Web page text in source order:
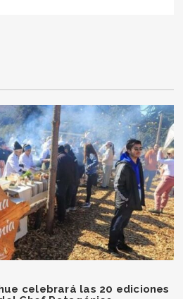
celebrará las 20 ediciones